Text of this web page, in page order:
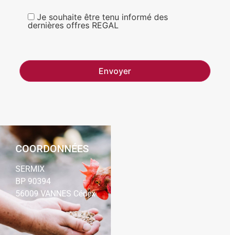
Je souhaite être tenu informé des
dernières offres REGAL
COORDONNÉES
SERMIX
BP 90394
56009 VANNES Cédex